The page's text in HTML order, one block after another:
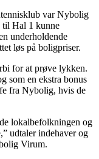
var Nybolig
til Hal 1 kunne
underholdende
løs på boligpriser.
for at prøve lykken.
som en ekstra bonus
fra Nybolig, hvis de
lokalbefolkningen og
udtaler indehaver og
Virum.